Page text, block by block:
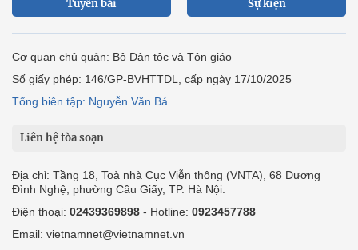
Tuyến bài Sự kiện
Cơ quan chủ quản: Bộ Dân tộc và Tôn giáo
Số giấy phép: 146/GP-BVHTTDL, cấp ngày 17/10/2025
Tổng biên tập: Nguyễn Văn Bá
Liên hệ tòa soạn
Địa chỉ: Tầng 18, Toà nhà Cục Viễn thông (VNTA), 68 Dương
Đình Nghệ, phường Cầu Giấy, TP. Hà Nội.
Điện thoại: 02439369898 - Hotline: 0923457788
Email: vietnamnet@vietnamnet.vn